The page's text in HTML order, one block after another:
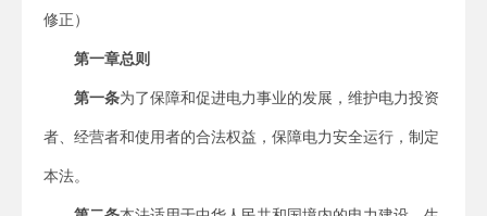
修正）
第一章总则
第一条为了保障和促进电力事业的发展，维护电力投资
者、经营者和使用者的合法权益，保障电力安全运行，制定
本法。